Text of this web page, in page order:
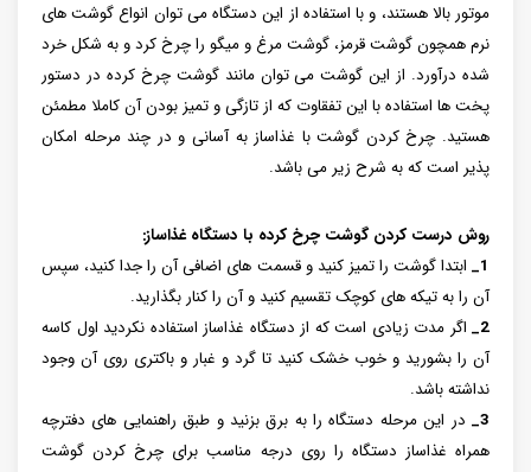
موتور بالا هستند، و با استفاده از این دستگاه می توان انواع گوشت های
نرم همچون گوشت قرمز، گوشت مرغ و میگو را چرخ کرد و به شکل خرد
شده درآورد. از این گوشت می توان مانند گوشت چرخ کرده در دستور
پخت ها استفاده با این تفقاوت که از تازگی و تمیز بودن آن کاملا مطمئن
هستید. چرخ کردن گوشت با غذاساز به آسانی و در چند مرحله امکان
پذیر است که به شرح زیر می باشد.
روش درست کردن گوشت چرخ کرده با دستگاه غذاساز:
1_
ابتدا گوشت را تمیز کنید و قسمت های اضافی آن را جدا کنید، سپس
آن را به تیکه های کوچک تقسیم کنید و آن را کنار بگذارید.
2_
اگر مدت زیادی است که از دستگاه غذاساز استفاده نکردید اول کاسه
آن را بشورید و خوب خشک کنید تا گرد و غبار و باکتری روی آن وجود
نداشته باشد.
3_
در این مرحله دستگاه را به برق بزنید و طبق راهنمایی های دفترچه
همراه غذاساز دستگاه را روی درجه مناسب برای چرخ کردن گوشت